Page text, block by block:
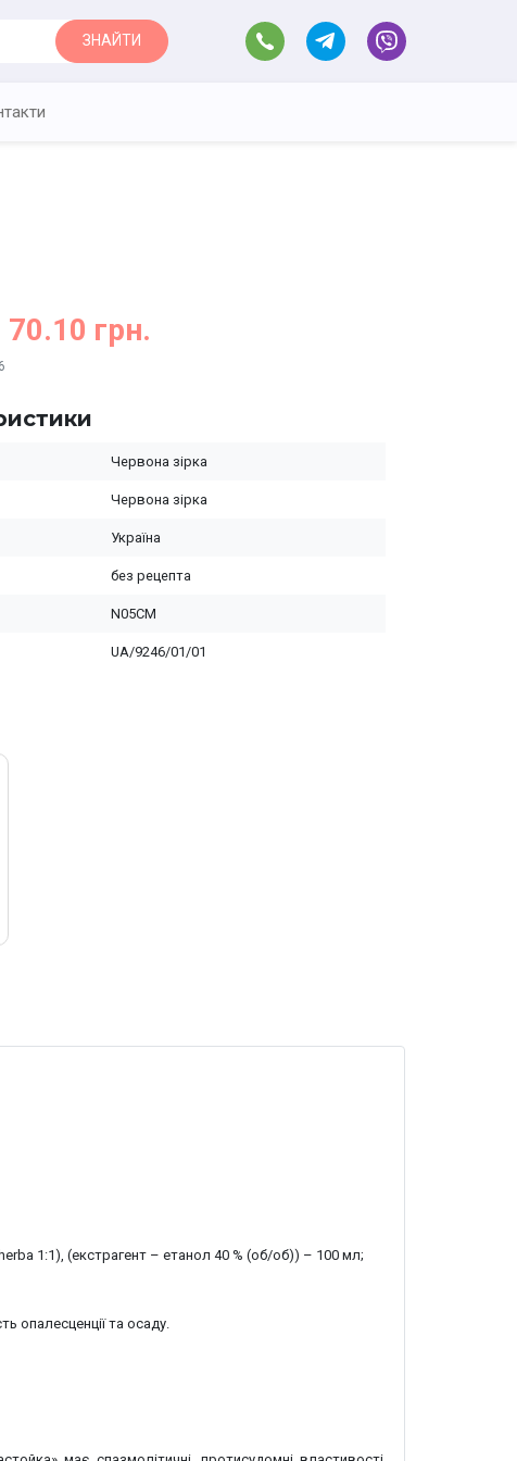
ЗНАЙТИ
70.10 грн.
Червона зірка
Червона зірка
Україна
без рецепта
N05CM
UA/9246/01/01
herba 1:1), (екстрагент – етанол 40 % (об/об)) – 100 мл;
опалесценції та осаду.